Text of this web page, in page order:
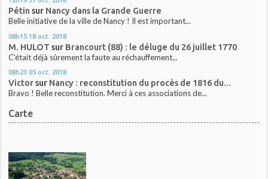
Pétin sur Nancy dans la Grande Guerre
Belle initiative de la ville de Nancy ! Il est important...
08h15 18 oct. 2018
M. HULOT sur Brancourt (88) : le déluge du 26 juillet 1770
C'était déjà sûrement la faute au réchauffement...
08h23 05 oct. 2018
Victorsur Nancy : reconstitution du procès de 1816 du...
Bravo ! Belle reconstitution. Merci à ces associations de...
Carte